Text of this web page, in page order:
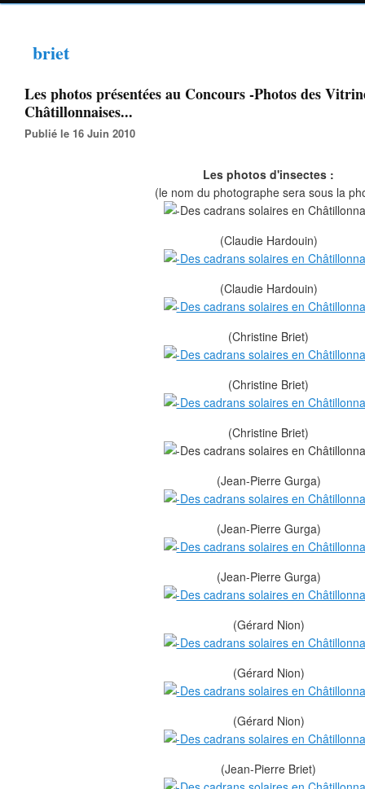
briet
Les photos présentées au Concours -Photos des
Châtillonnaises...
Publié le 16 Juin 2010
Les photos d'insectes :
(le nom du photographe sera sous la
(Claudie Hardouin)
(Claudie Hardouin)
(Christine Briet)
(Christine Briet)
(Christine Briet)
(Jean-Pierre Gurga)
(Jean-Pierre Gurga)
(Jean-Pierre Gurga)
(Gérard Nion)
(Gérard Nion)
(Gérard Nion)
(Jean-Pierre Briet)